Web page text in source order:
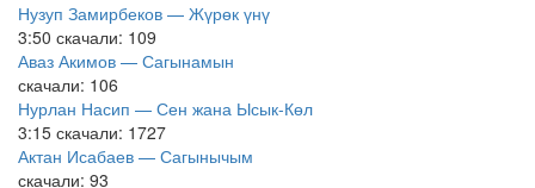
Нузуп Замирбеков — Жүрөк үнү
3:50 скачали: 109
Аваз Акимов — Сагынамын
скачали: 106
Нурлан Насип — Сен жана Ысык-Көл
3:15 скачали: 1727
Актан Исабаев — Сагынычым
скачали: 93